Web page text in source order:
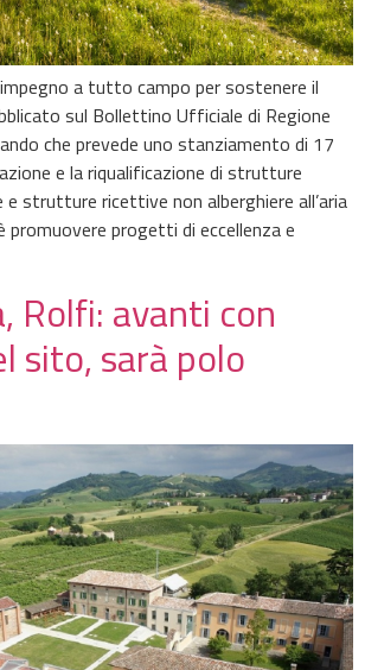
a tutto campo per sostenere il
sul Bollettino Ufficiale di Regione
che prevede uno stanziamento di 17
e la riqualificazione di strutture
strutture ricettive non alberghiere all’aria
promuovere progetti di eccellenza e
Rolfi: avanti con
sito, sarà polo